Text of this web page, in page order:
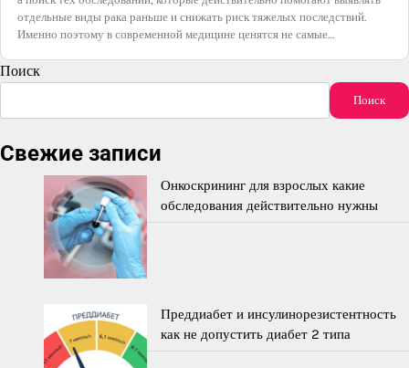
отдельные виды рака раньше и снижать риск тяжелых последствий.
Именно поэтому в современной медицине ценятся не самые…
Поиск
Поиск
Свежие записи
Онкоскрининг для взрослых какие
обследования действительно нужны
Преддиабет и инсулинорезистентность
как не допустить диабет 2 типа